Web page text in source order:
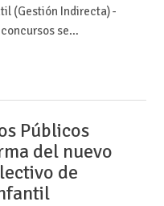
(Gestión Indirecta) -
se…
Públicos
del nuevo
de